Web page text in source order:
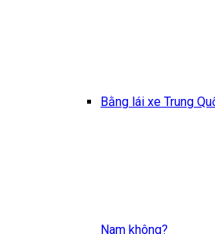
Bằng lái xe Trung
Nam không?